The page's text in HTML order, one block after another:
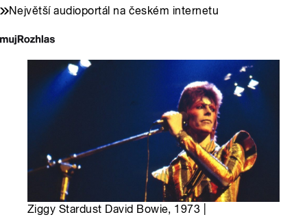
Největší audioportál na českém internetu
Ziggy Stardust David Bowie, 1973 |